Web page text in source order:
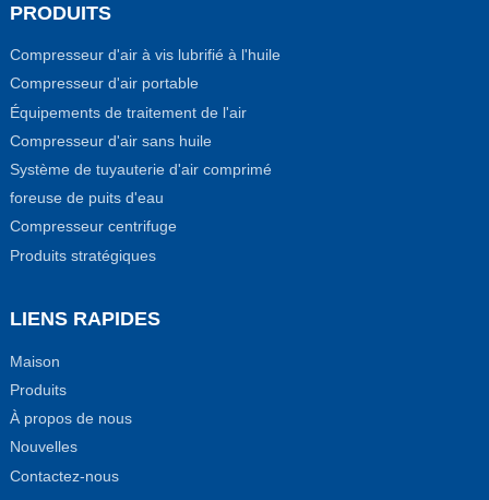
PRODUITS
Compresseur d'air à vis lubrifié à l'huile
Compresseur d'air portable
Équipements de traitement de l'air
Compresseur d'air sans huile
Système de tuyauterie d'air comprimé
foreuse de puits d'eau
Compresseur centrifuge
Produits stratégiques
LIENS RAPIDES
Maison
Produits
À propos de nous
Nouvelles
Contactez-nous